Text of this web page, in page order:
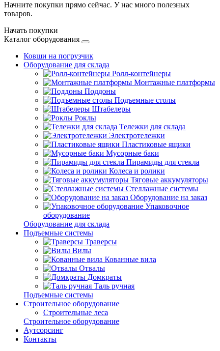
Начните покупки прямо сейчас. У нас много полезных
товаров.
Начать покупки
Каталог оборудования
Ковши на погрузчик
Оборудование для склада
Ролл-контейнеры
Монтажные платформы
Поддоны
Подъемные столы
Штабелеры
Роклы
Тележки для склада
Электротележки
Пластиковые ящики
Мусорные баки
Пирамиды для стекла
Колеса и ролики
Тяговые аккумуляторы
Стеллажные системы
Оборудование на заказ
Упаковочное
оборудование
Оборудование для склада
Подъемные системы
Траверсы
Вилы
Кованные вила
Отвалы
Домкраты
Таль ручная
Подъемные системы
Строительное оборудование
Строительные леса
Строительное оборудование
Аутсорсинг
Контакты